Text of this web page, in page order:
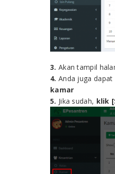
3. Akan tampil
4. Anda juga
kamar
5. Jika sudah, klik